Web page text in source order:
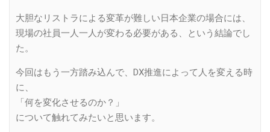
大胆なリストラによる変革が難しい日本企業の場合には、
現場の社員一人一人が変わる必要がある、という結論でし
た。
今回はもう一方踏み込んで、DX推進によって人を変える時
に、
「何を変化させるのか？」
について触れてみたいと思います。